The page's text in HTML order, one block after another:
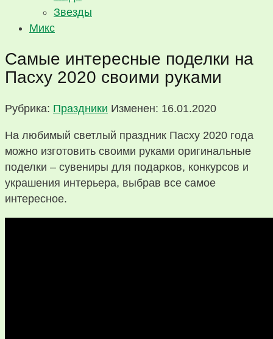
Звезды
Микс
Самые интересные поделки на
Пасху 2020 своими руками
Рубрика: Праздники Изменен: 16.01.2020
На любимый светлый праздник Пасху 2020 года
можно изготовить своими руками оригинальные
поделки – сувениры для подарков, конкурсов и
украшения интерьера, выбрав все самое
интересное.